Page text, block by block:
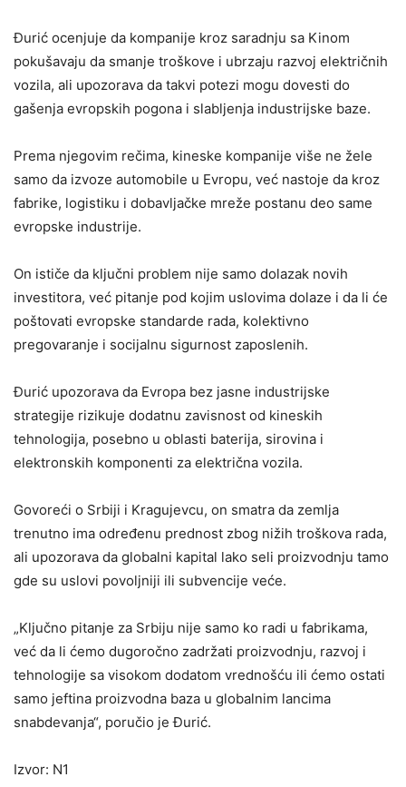
Đurić ocenjuje da kompanije kroz saradnju sa Kinom
pokušavaju da smanje troškove i ubrzaju razvoj električnih
vozila, ali upozorava da takvi potezi mogu dovesti do
gašenja evropskih pogona i slabljenja industrijske baze.
Prema njegovim rečima, kineske kompanije više ne žele
samo da izvoze automobile u Evropu, već nastoje da kroz
fabrike, logistiku i dobavljačke mreže postanu deo same
evropske industrije.
On ističe da ključni problem nije samo dolazak novih
investitora, već pitanje pod kojim uslovima dolaze i da li će
poštovati evropske standarde rada, kolektivno
pregovaranje i socijalnu sigurnost zaposlenih.
Đurić upozorava da Evropa bez jasne industrijske
strategije rizikuje dodatnu zavisnost od kineskih
tehnologija, posebno u oblasti baterija, sirovina i
elektronskih komponenti za električna vozila.
Govoreći o Srbiji i Kragujevcu, on smatra da zemlja
trenutno ima određenu prednost zbog nižih troškova rada,
ali upozorava da globalni kapital lako seli proizvodnju tamo
gde su uslovi povoljniji ili subvencije veće.
„Ključno pitanje za Srbiju nije samo ko radi u fabrikama,
već da li ćemo dugoročno zadržati proizvodnju, razvoj i
tehnologije sa visokom dodatom vrednošću ili ćemo ostati
samo jeftina proizvodna baza u globalnim lancima
snabdevanja“, poručio je Đurić.
Izvor: N1